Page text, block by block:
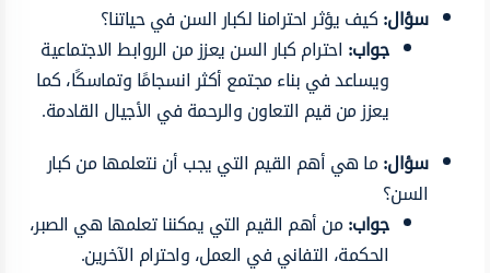
سؤال:كيف يؤثر احترامنا لكبار السن في حياتنا؟
جواب: احترام كبار السن يعزز من الروابط الاجتماعية
ويساعد في بناء مجتمع أكثر انسجامًا وتماسكًا، كما
يعزز من قيم التعاون والرحمة في الأجيال القادمة.
سؤال:ما هي أهم القيم التي يجب أن نتعلمها من كبار
السن؟
جواب:من أهم القيم التي يمكننا تعلمها هي الصبر،
الحكمة، التفاني في العمل، واحترام الآخرين.